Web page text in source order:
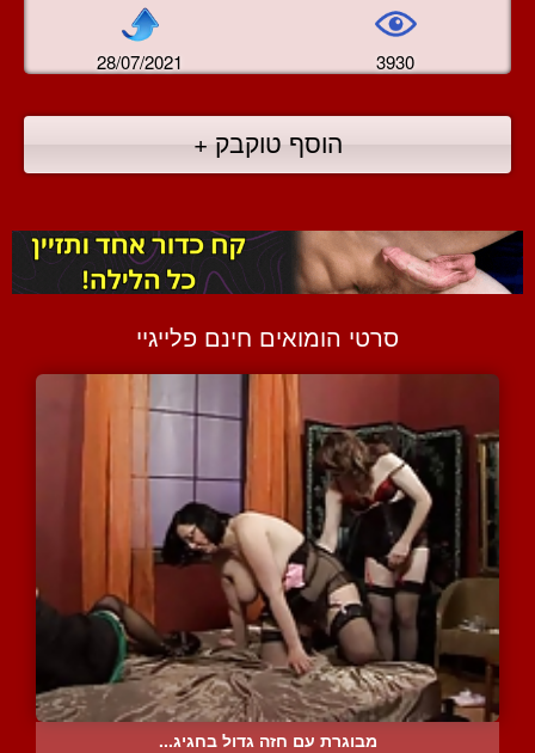
28/07/2021 3930
הוסף טוקבק +
סרטי הומואים חינם פלייגיי
מבוגרת עם חזה גדול בחגיג...